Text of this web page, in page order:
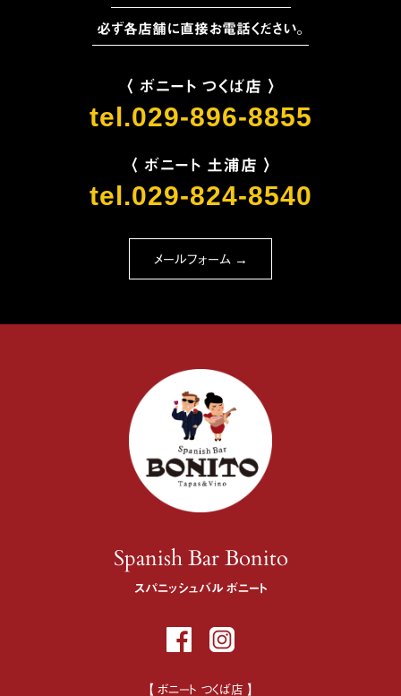
必ず各店舗に直接お電話ください。
〈 ボニート つくば店 〉
tel.029-896-8855
〈 ボニート 土浦店 〉
tel.029-824-8540
メールフォーム →
Spanish Bar Bonito
スパニッシュバル ボニート
【 ボニート つくば店 】